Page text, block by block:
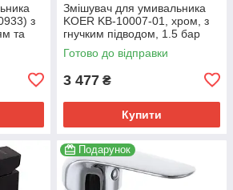
з
та
Змішувач для умивальника
KOER KB-10007-01, хром, з
гнучким підводом, 1.5 бар
(KR3438)
Готово до відправки
3 477 ₴
Купити
Подарунок